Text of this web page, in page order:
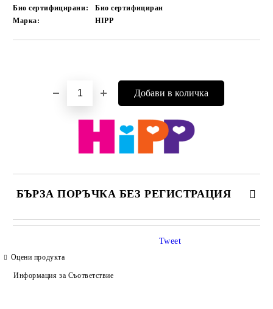
Био сертифицирани:
Био сертифициран
Марка:
HIPP
БЪРЗА ПОРЪЧКА БЕЗ РЕГИСТРАЦИЯ
САМО ПОПЪЛНЕТЕ 4 ПОЛЕТА
Оцени продукта
Информация за Съответствие
Tweet